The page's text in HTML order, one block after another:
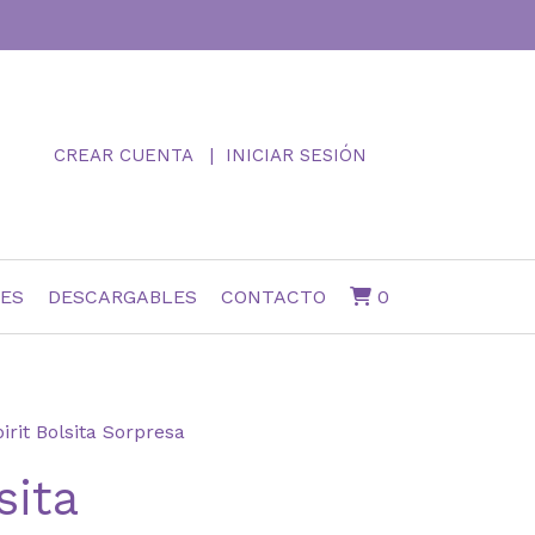
CREAR CUENTA INICIAR SESIÓN
DESCARGABLES CONTACTO 0
Bolsita Sorpresa